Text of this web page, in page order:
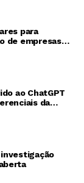
para
de empresas
ao ChatGPT
da